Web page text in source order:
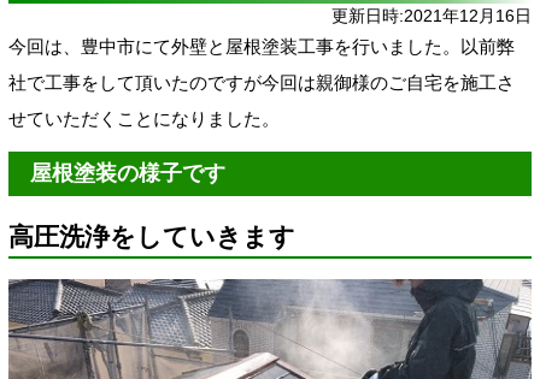
更新日時:2021年12月16日
今回は、豊中市にて外壁と屋根塗装工事を行いました。
以前弊
社で工事をして頂いたのですが今回は親御様のご自宅を施工さ
せていただくことになりました。
屋根塗装の様子です
高圧洗浄をしていきます